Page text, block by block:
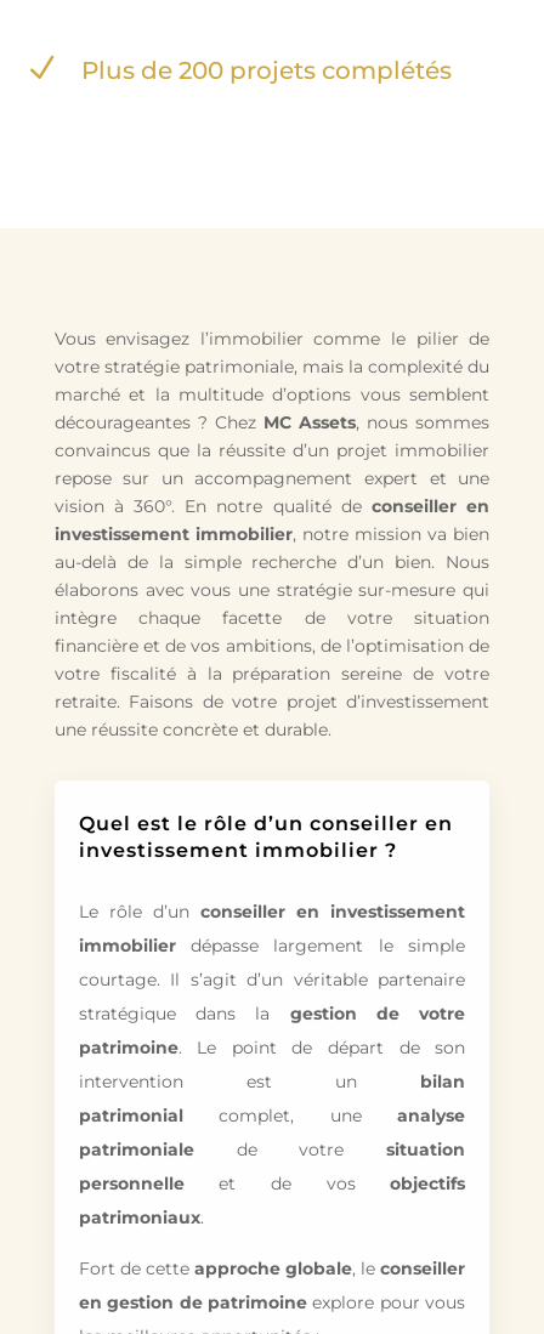
N Plus de 200 projets complétés
Vous envisagez l’immobilier comme le pilier de
votre stratégie patrimoniale, mais la complexité du
marché et la multitude d’options vous semblent
décourageantes ? Chez MC Assets, nous sommes
convaincus que la réussite d’un projet immobilier
repose sur un accompagnement expert et une
vision à 360°. En notre qualité deconseiller en
investissement immobilier, notre mission va bien
au-delà de la simple recherche d’un bien. Nous
élaborons avec vous une stratégie sur-mesure qui
intègre chaque facette de votre situation
financière et de vos ambitions, de l’optimisation de
votre fiscalité à la préparation sereine de votre
retraite. Faisons de votre projet d’investissement
une réussite concrète et durable.
Quel est le rôle d’un conseiller en
investissement immobilier ?
Le rôle d’unconseiller en investissement
immobilierdépasse largement le simple
courtage. Il s’agit d’un véritable partenaire
stratégique dans la gestion de votre
patrimoine. Le point de départ de son
intervention est un bilan
patrimonialcomplet, uneanalyse
patrimonialede votresituation
personnelleet de vosobjectifs
patrimoniaux.
Fort de cette approche globale, leconseiller
en gestion de patrimoine explore pour vous